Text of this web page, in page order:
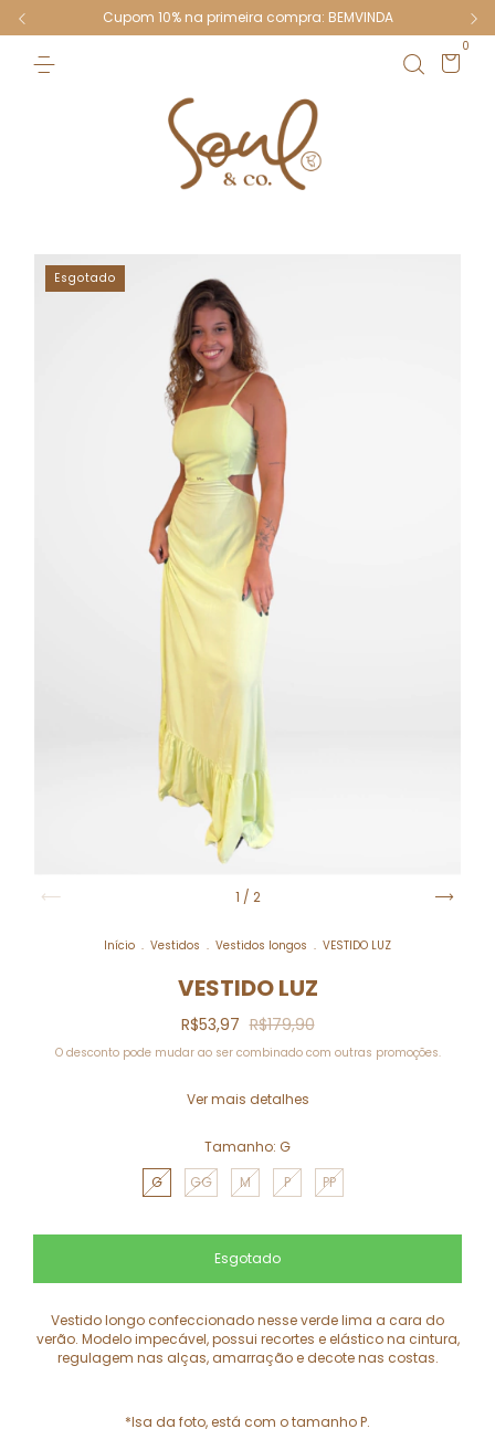
Cupom 10% na primeira compra: BEMVINDA
0
Esgotado
1 / 2
Início . Vestidos . Vestidos longos . VESTIDO LUZ
VESTIDO LUZ
R$53,97 R$179,90
O desconto pode mudar ao ser combinado com outras promoções.
Ver mais detalhes
Tamanho: G
G
GG M P PP
Vestido longo confeccionado nesse verde lima a cara do
verão. Modelo impecável, possui recortes e elástico na cintura,
regulagem nas alças, amarração e decote nas costas.
*Isa da foto, está com o tamanho P.